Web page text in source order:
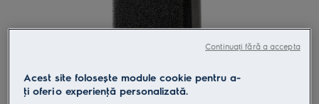
Acest site folosește module cookie pentru a-
ţi oferi o experienţă personalizată.
Continuați fără a accepta